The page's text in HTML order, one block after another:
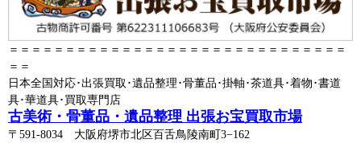
＝＝＝＝＝＝＝＝＝＝＝＝＝＝＝＝＝＝＝＝＝＝＝＝＝＝＝＝＝＝
＝＝
日本全国対応･出張買取･遺品整理･骨董品･掛軸･茶道具･着物･書道
具･華道具･買取専門店
古美術・骨董品・遺品整理 出張お宝買取市場
〒591-8034 大阪府堺市北区百舌鳥陵南町3−162